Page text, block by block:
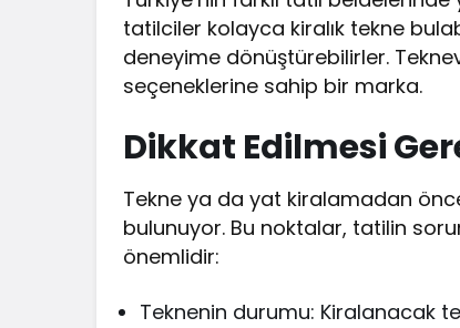
tatilciler kolayca kiralık tekne
deneyime dönüştürebilirler.
seçeneklerine sahip bir marka.
Dikkat Edilmesi
Tekne ya da yat kiralamadan
bulunuyor. Bu noktalar, tatilin
önemlidir:
Teknenin durumu: Kiralanacak